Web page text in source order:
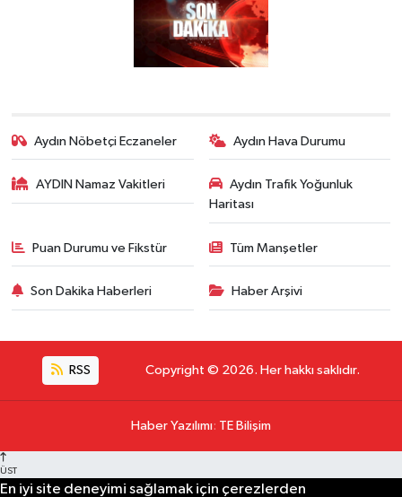
Aydın Nöbetçi Eczaneler Aydın Hava Durumu
AYDIN Namaz Vakitleri
Aydın Trafik Yoğunluk
Haritası
Puan Durumu ve Fikstür Tüm Manşetler
Son Dakika Haberleri Haber Arşivi
RSS Copyright © 2026. Her hakkı saklıdır.
Haber Yazılımı: TE Bilişim
ÜST
En iyi site deneyimi sağlamak için çerezlerden